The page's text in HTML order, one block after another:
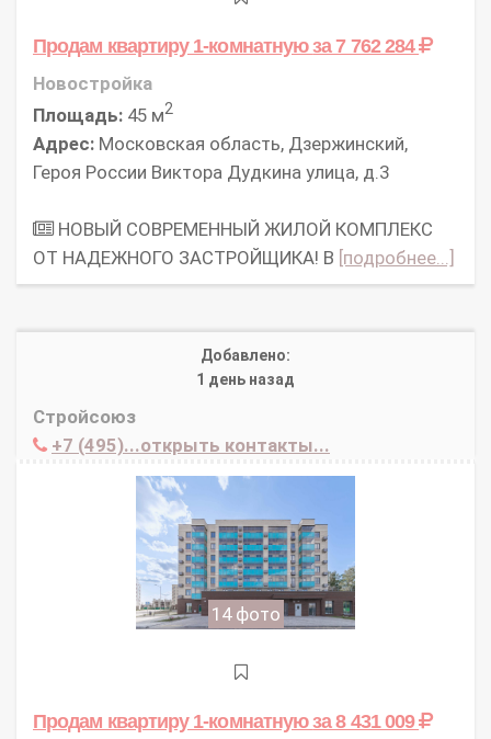
Продам квартиру 1-комнатнуюза 7 762 284
Новостройка
Площадь: 45 м2
Адрес: Московская область, Дзержинский,
Героя России Виктора Дудкина улица, д.3
НОВЫЙ СОВРЕМЕННЫЙ ЖИЛОЙ КОМПЛЕКС
ОТ НАДЕЖНОГО ЗАСТРОЙЩИКА! В [подробнее...]
Добавлено:
1 день назад
Стройсоюз
+7 (495)...открыть контакты...
14 фото
Продам квартиру 1-комнатнуюза 8 431 009